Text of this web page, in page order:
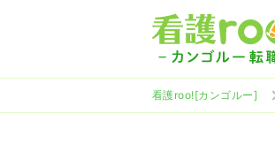
看護roo![カンゴルー]